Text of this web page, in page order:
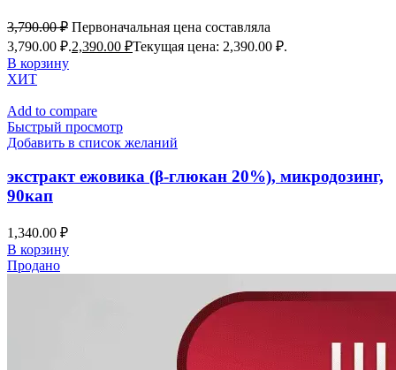
3,790.00₽ Первоначальная цена составляла
3,790.00 ₽.2,390.00 ₽Текущая цена: 2,390.00 ₽.
В корзину
ХИТ
Add to compare
Быстрый просмотр
Добавить в список желаний
экстракт ежовика (β-глюкан 20%), микродозинг,
90кап
1,340.00 ₽
В корзину
Продано